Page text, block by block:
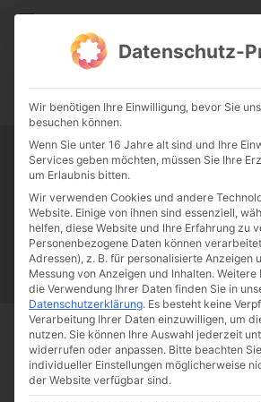
0:00
Tag:CNA
Papst Franziskus Ehe Sex Liebe Familie
Franziskus
50 Jahre Humanae vitae
Start Schlagworte CNA
Datenschutz-
Wir benötigen Ihre Einwilligung, bevor Sie
besuchen können.
Wenn Sie unter 16 Jahre alt sind und Ihre
Services geben möchten, müssen Sie Ihre
um Erlaubnis bitten.
Wir verwenden Cookies und andere
Website. Einige von ihnen sind essenziell,
helfen, diese Website und Ihre Erfahrung zu
Personenbezogene Daten können
Adressen), z. B. für personalisierte Anzeigen
Messung von Anzeigen und Inhalten. Weitere
die Verwendung Ihrer Daten finden Sie in
Datenschutzerklärung. Es besteht keine
Verarbeitung Ihrer Daten einzuwilligen, um
nutzen. Sie können Ihre Auswahl jederzeit
widerrufen oder anpassen. Bitte beachten
individueller Einstellungen möglicherweise
der Website verfügbar sind.